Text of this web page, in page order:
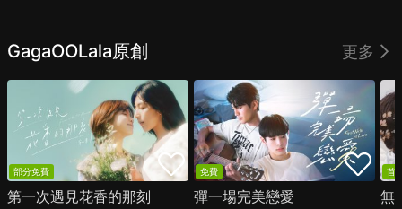
GagaOOLala原創 更多
部分免費
第一次遇見花香的那刻
免費
彈一場完美戀愛
首
無